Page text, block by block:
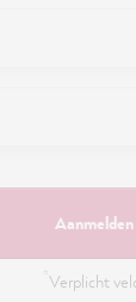
Aanmelden
Verplicht